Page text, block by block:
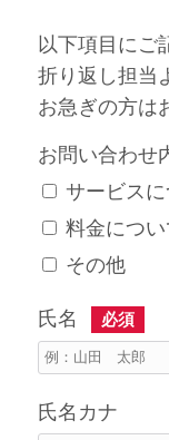
以下項目にご
折り返し担当
お急ぎの方は
お問い合わせ
サービス
料金につい
その他
氏名 必須
氏名カナ